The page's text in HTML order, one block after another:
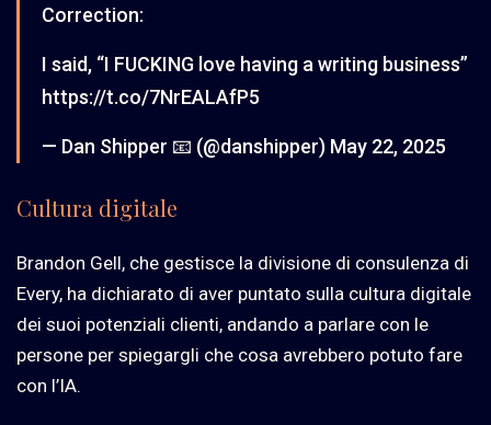
Correction:
I said, “I FUCKING love having a writing business”
https://t.co/7NrEALAfP5
— Dan Shipper 📧 (@danshipper) May 22, 2025
Cultura digitale
Brandon Gell, che gestisce la divisione di consulenza di
Every, ha dichiarato di aver puntato sulla cultura digitale
dei suoi potenziali clienti, andando a parlare con le
persone per spiegargli che cosa avrebbero potuto fare
con l’IA.